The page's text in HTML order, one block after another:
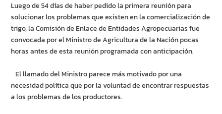
Luego de 54 días de haber pedido la primera reunión para
solucionar los problemas que existen en la comercialización de
trigo, la Comisión de Enlace de Entidades Agropecuarias fue
convocada por el Ministro de Agricultura de la Nación pocas
horas antes de esta reunión programada con anticipación.
El llamado del Ministro parece más motivado por una
necesidad política que por la voluntad de encontrar respuestas
a los problemas de los productores.